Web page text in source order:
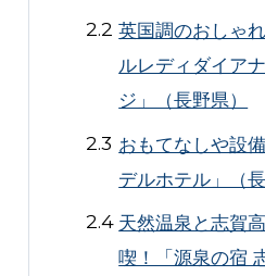
英国調のおしゃ
ルレディダイア
ジ」（長野県）
おもてなしや設
デルホテル」（長
天然温泉と志賀
喫！「源泉の宿